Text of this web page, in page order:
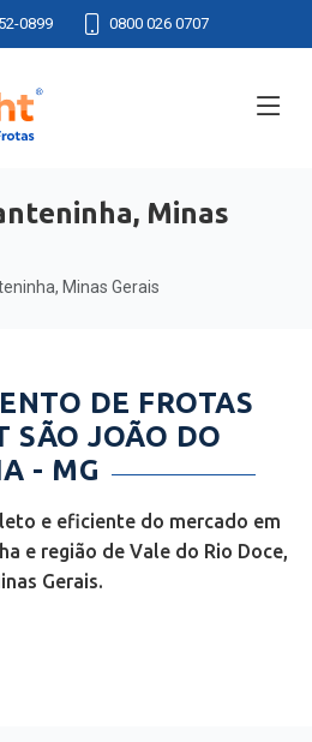
0899 0800 026 0707
Minas
Minas Gerais
DE FROTAS
SÃO JOÃO DO
- MG
e eficiente do mercado em
e região de Vale do Rio Doce,
Gerais.